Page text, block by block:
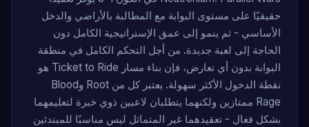
حقيقيًا على مستوى البوابة مع المطالبة بالأراضي والدخل
الأساسي - ثم ينمو إلى عمق الإستراتيجية الكامل دون
الحاجة إلى لعبة جديدة. من أجل التحكم الكامل في منطقة
البوابة بدون أي تعارض، فإن بناء مسار Ticket to Ride هو
نقطة الدخول الأكثر سهولة. يعتبر كل من Root وBlood
Rage ممتازين ولكنهما يتطلبان لاعبين ذوي خبرة لتعليمهما
بشكل فعال - تعقيدهما غير المتماثل ليس مناسبًا للمبتدئين